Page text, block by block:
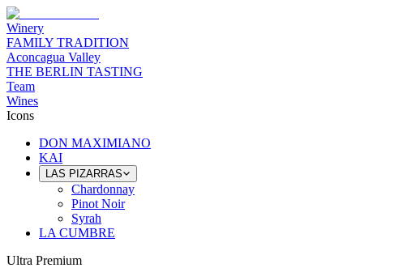
Winery
FAMILY TRADITION
Aconcagua Valley
THE BERLIN TASTING
Team
Wines
Icons
DON MAXIMIANO
KAI
LAS PIZARRAS
Chardonnay
Pinot Noir
Syrah
LA CUMBRE
Ultra Premium